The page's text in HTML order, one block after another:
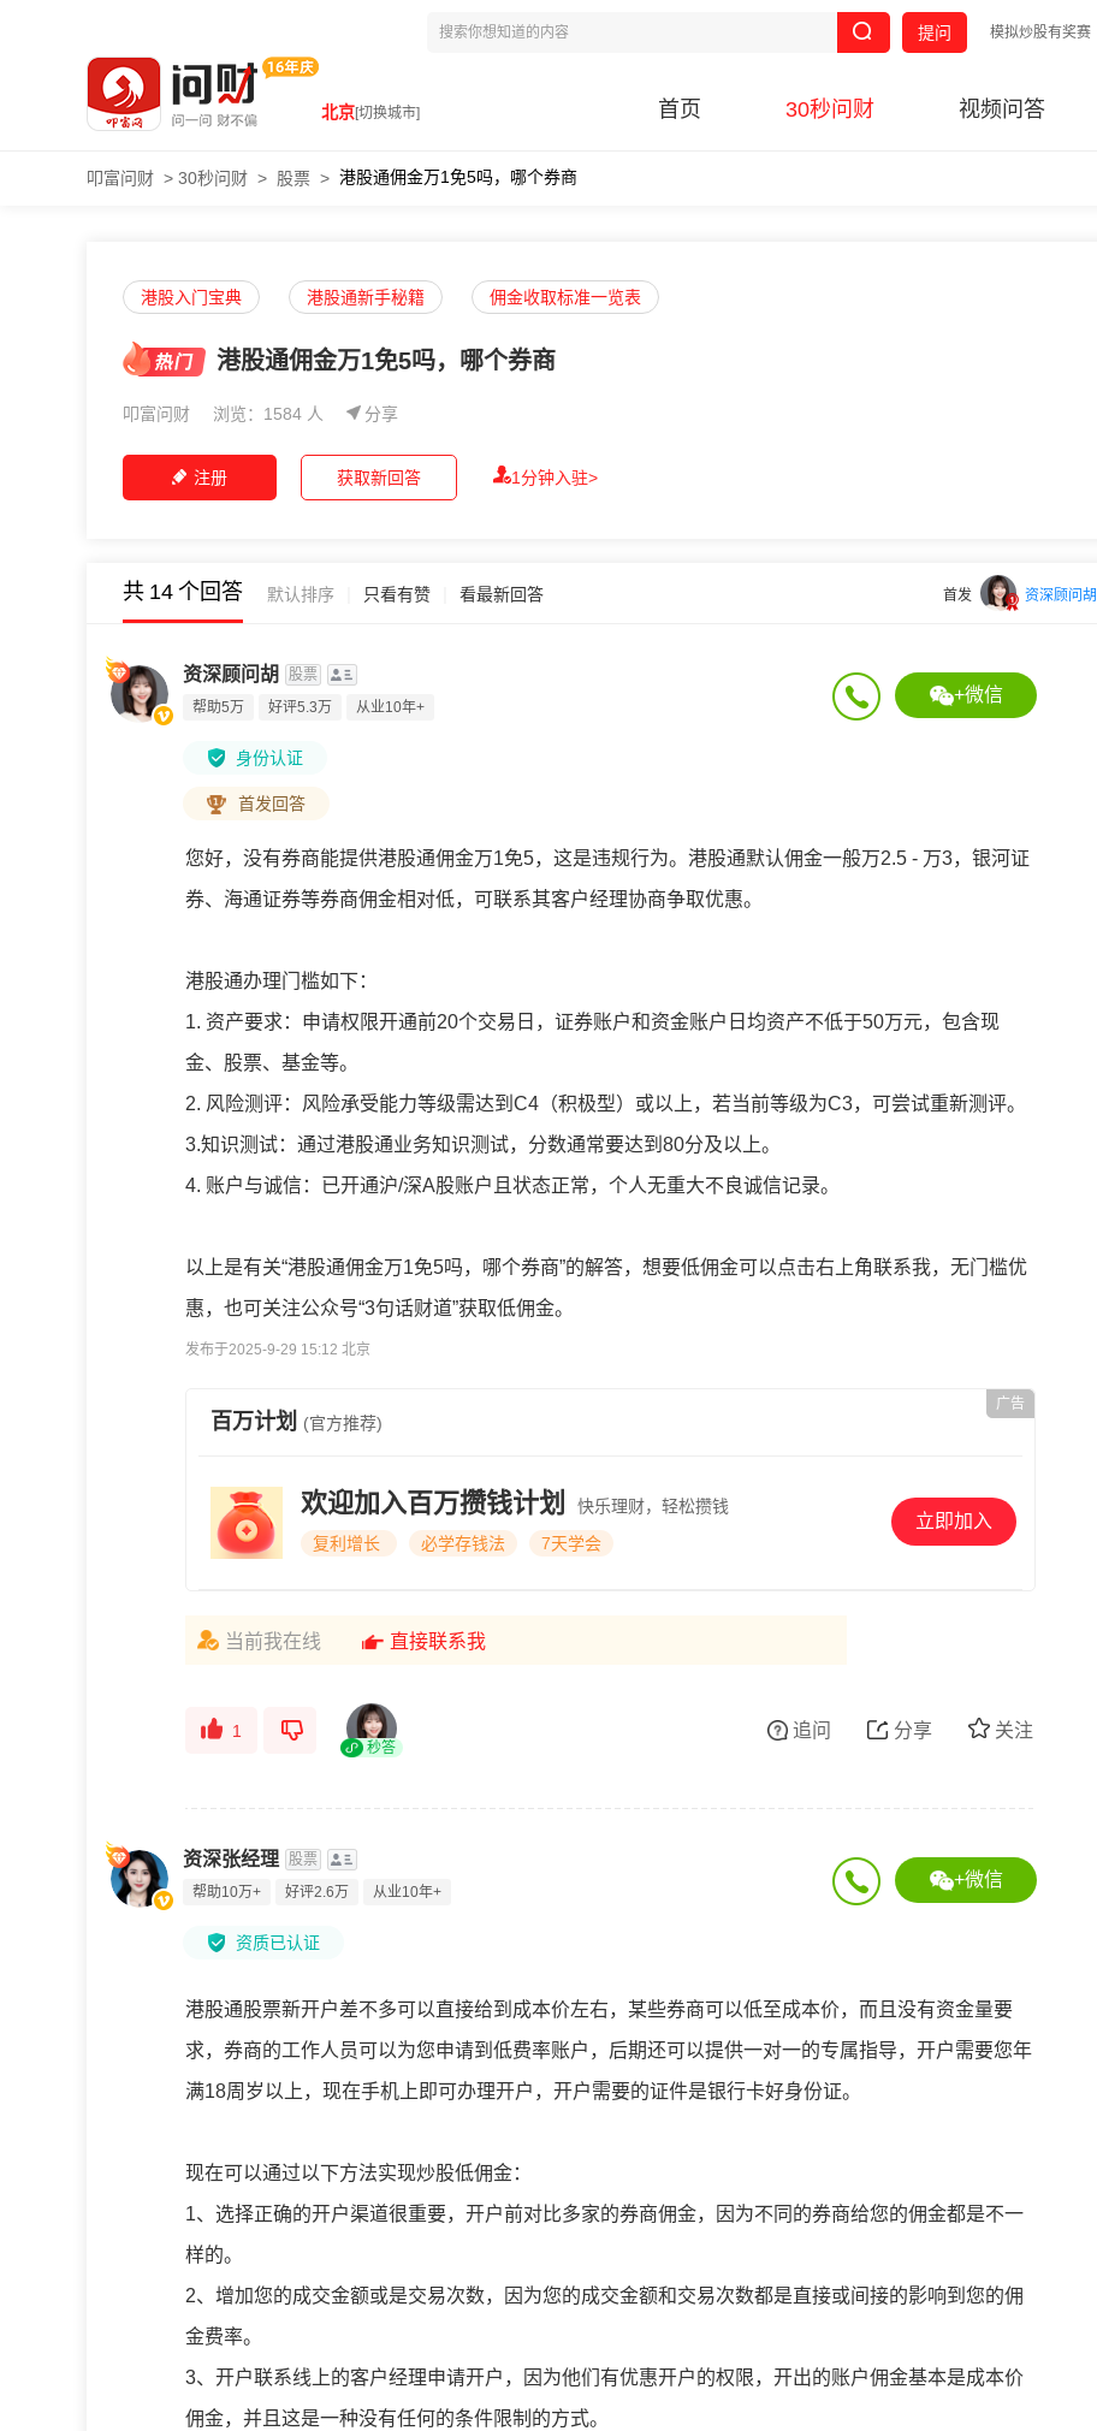
模拟炒股有奖赛
提问
北京[切换城市] 首页 30秒问财 视频问答
叩富问财 > 30秒问财 > 股票 > 港股通佣金万1免5吗，哪个券商
港股入门宝典 港股通新手秘籍 佣金收取标准一览表
港股通佣金万1免5吗，哪个券商
叩富问财 浏览：1584 人 分享
注册 1分钟入驻>
获取新回答
共 14 个回答 默认排序 只看有赞 看最新回答 首发 资深顾问胡
+微信
资深顾问胡
股票
帮助5万
好评5.3万 从业10年+
身份认证
首发回答
您好，没有券商能提供港股通佣金万1免5，这是违规行为。港股通默认佣金一般万2.5 - 万3，银河证
券、海通证券等券商佣金相对低，可联系其客户经理协商争取优惠。
港股通办理门槛如下：
1. 资产要求：申请权限开通前20个交易日，证券账户和资金账户日均资产不低于50万元，包含现
金、股票、基金等。
2. 风险测评：风险承受能力等级需达到C4（积极型）或以上，若当前等级为C3，可尝试重新测评。
3.知识测试：通过港股通业务知识测试，分数通常要达到80分及以上。
4. 账户与诚信：已开通沪/深A股账户且状态正常，个人无重大不良诚信记录。
以上是有关“港股通佣金万1免5吗，哪个券商”的解答，想要低佣金可以点击右上角联系我，无门槛优
惠，也可关注公众号“3句话财道”获取低佣金。
发布于2025-9-29 15:12 北京
百万计划 (官方推荐)
欢迎加入百万攒钱计划
快乐理财，轻松攒钱
复利增长
必学存钱法 7天学会
立即加入
广告
当前我在线 直接联系我
1
秒答
关注
分享
追问
+微信
资深张经理 股票
帮助10万+
好评2.6万 从业10年+
资质已认证
港股通股票新开户差不多可以直接给到成本价左右，某些券商可以低至成本价，而且没有资金量要
求，券商的工作人员可以为您申请到低费率账户，后期还可以提供一对一的专属指导，开户需要您年
满18周岁以上，现在手机上即可办理开户，开户需要的证件是银行卡好身份证。
现在可以通过以下方法实现炒股低佣金：
1、选择正确的开户渠道很重要，开户前对比多家的券商佣金，因为不同的券商给您的佣金都是不一
样的。
2、增加您的成交金额或是交易次数，因为您的成交金额和交易次数都是直接或间接的影响到您的佣
金费率。
3、开户联系线上的客户经理申请开户，因为他们有优惠开户的权限，开出的账户佣金基本是成本价
佣金，并且这是一种没有任何的条件限制的方式。